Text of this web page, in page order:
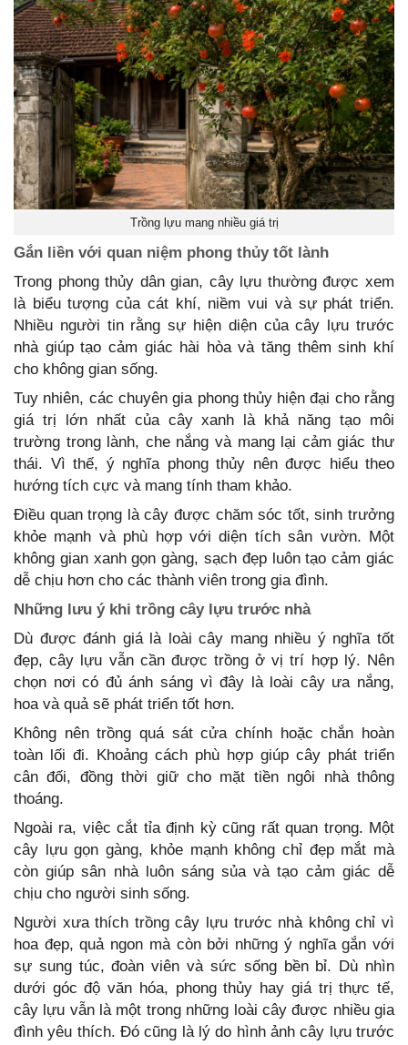
Trồng lựu mang nhiều giá trị
Gắn liền với quan niệm phong thủy tốt lành
Trong phong thủy dân gian, cây lựu thường được xem
là biểu tượng của cát khí, niềm vui và sự phát triển.
Nhiều người tin rằng sự hiện diện của cây lựu trước
nhà giúp tạo cảm giác hài hòa và tăng thêm sinh khí
cho không gian sống.
Tuy nhiên, các chuyên gia phong thủy hiện đại cho rằng
giá trị lớn nhất của cây xanh là khả năng tạo môi
trường trong lành, che nắng và mang lại cảm giác thư
thái. Vì thế, ý nghĩa phong thủy nên được hiểu theo
hướng tích cực và mang tính tham khảo.
Điều quan trọng là cây được chăm sóc tốt, sinh trưởng
khỏe mạnh và phù hợp với diện tích sân vườn. Một
không gian xanh gọn gàng, sạch đẹp luôn tạo cảm giác
dễ chịu hơn cho các thành viên trong gia đình.
Những lưu ý khi trồng cây lựu trước nhà
Dù được đánh giá là loài cây mang nhiều ý nghĩa tốt
đẹp, cây lựu vẫn cần được trồng ở vị trí hợp lý. Nên
chọn nơi có đủ ánh sáng vì đây là loài cây ưa nắng,
hoa và quả sẽ phát triển tốt hơn.
Không nên trồng quá sát cửa chính hoặc chắn hoàn
toàn lối đi. Khoảng cách phù hợp giúp cây phát triển
cân đối, đồng thời giữ cho mặt tiền ngôi nhà thông
thoáng.
Ngoài ra, việc cắt tỉa định kỳ cũng rất quan trọng. Một
cây lựu gọn gàng, khỏe mạnh không chỉ đẹp mắt mà
còn giúp sân nhà luôn sáng sủa và tạo cảm giác dễ
chịu cho người sinh sống.
Người xưa thích trồng cây lựu trước nhà không chỉ vì
hoa đẹp, quả ngon mà còn bởi những ý nghĩa gắn với
sự sung túc, đoàn viên và sức sống bền bỉ. Dù nhìn
dưới góc độ văn hóa, phong thủy hay giá trị thực tế,
cây lựu vẫn là một trong những loài cây được nhiều gia
đình yêu thích. Đó cũng là lý do hình ảnh cây lựu trước